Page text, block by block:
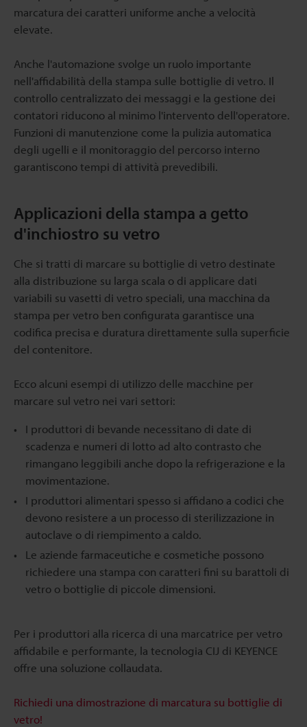
marcatura dei caratteri uniforme anche a velocità
elevate.
Anche l'automazione svolge un ruolo importante
nell'affidabilità della stampa sulle bottiglie di vetro. Il
controllo centralizzato dei messaggi e la gestione dei
contatori riducono al minimo l'intervento dell'operatore.
Funzioni di manutenzione come la pulizia automatica
degli ugelli e il monitoraggio del percorso interno
garantiscono tempi di attività prevedibili.
Applicazioni della stampa a getto
d'inchiostro su vetro
Che si tratti di marcare su bottiglie di vetro destinate
alla distribuzione su larga scala o di applicare dati
variabili su vasetti di vetro speciali, una macchina da
stampa per vetro ben configurata garantisce una
codifica precisa e duratura direttamente sulla superficie
del contenitore.
Ecco alcuni esempi di utilizzo delle macchine per
marcare sul vetro nei vari settori:
I produttori di bevande necessitano di date di
scadenza e numeri di lotto ad alto contrasto che
rimangano leggibili anche dopo la refrigerazione e la
movimentazione.
I produttori alimentari spesso si affidano a codici che
devono resistere a un processo di sterilizzazione in
autoclave o di riempimento a caldo.
Le aziende farmaceutiche e cosmetiche possono
richiedere una stampa con caratteri fini su barattoli di
vetro o bottiglie di piccole dimensioni.
Per i produttori alla ricerca di una marcatrice per vetro
affidabile e performante, la tecnologia CIJ di KEYENCE
offre una soluzione collaudata.
Richiedi una dimostrazione di marcatura su bottiglie di
vetro!